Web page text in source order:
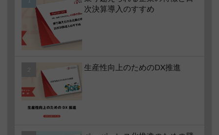
次決算導入のすすめ
生産性向上のためのDX推進